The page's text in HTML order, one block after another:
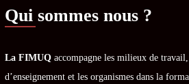
Qui sommes nous ?
La FIMUQ accompagne les milieux de travail,
d’enseignement et les organismes dans la